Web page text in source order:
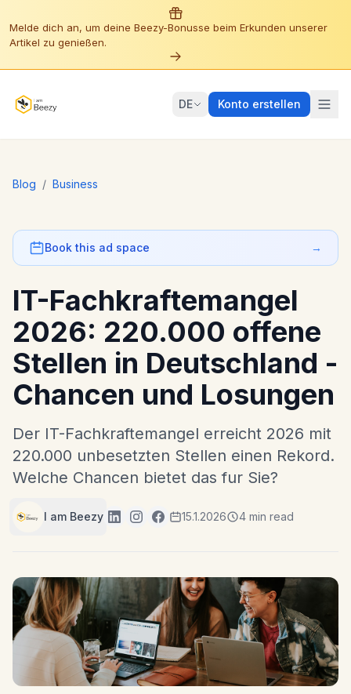
Melde dich an, um deine Beezy-Bonusse beim Erkunden unserer
Artikel zu genießen.
DE Konto erstellen
Blog / Business
Book this ad space →
IT-Fachkraftemangel
2026: 220.000 offene
Stellen in Deutschland -
Chancen und Losungen
Der IT-Fachkraftemangel erreicht 2026 mit
220.000 unbesetzten Stellen einen Rekord.
Welche Chancen bietet das fur Sie?
I am Beezy 15.1.2026 4 min read